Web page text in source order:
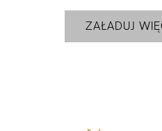
ZAŁADUJ